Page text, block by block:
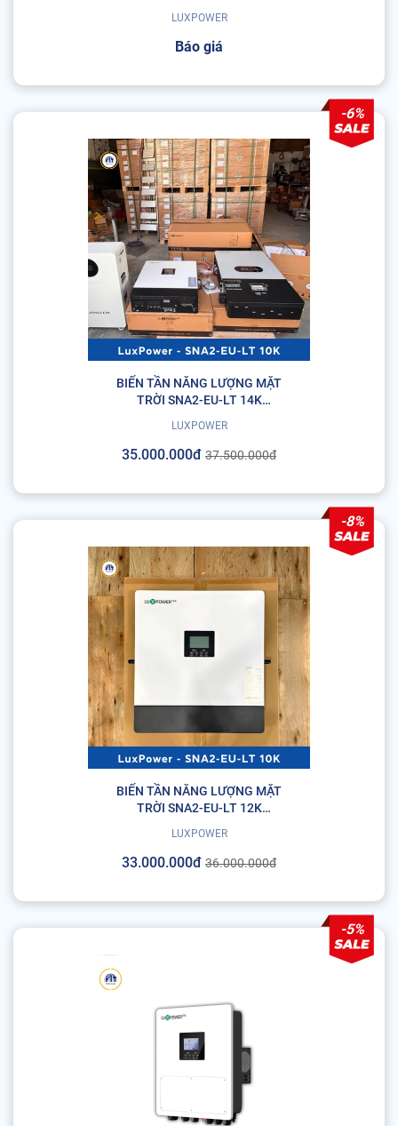
LUXPOWER
Báo giá
-6%
BIẾN TẦN NĂNG LƯỢNG MẶT
TRỜI SNA2-EU-LT 14K
LUXPOWER
35.000.000đ 37.500.000đ
-8%
BIẾN TẦN NĂNG LƯỢNG MẶT
TRỜI SNA2-EU-LT 12K
LUXPOWER
33.000.000đ 36.000.000đ
-5%